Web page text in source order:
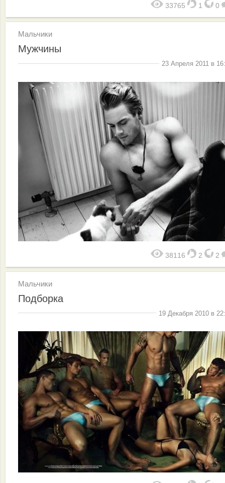
33765 1 0
Мальчики
Мужчины
23 Апреля 2011 в
38116 2 2
Мальчики
Подборка
19 Декабря 2010 в